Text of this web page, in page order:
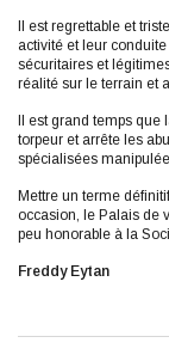
Il est regrettable et
activité et leur
sécuritaires et
réalité sur le terrain et
Il est grand temps
torpeur et arrête les
spécialisées
Mettre un terme
occasion, le Palais de
peu honorable à la
Freddy Eytan